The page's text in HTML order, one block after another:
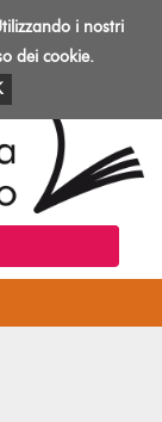
Toggle
RISORSE
i nostri
dei cookie.